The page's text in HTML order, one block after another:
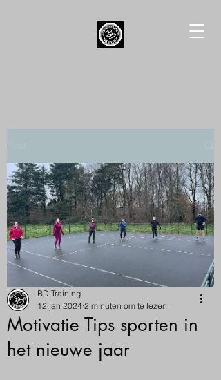
Motivatie Tips sporten in
het nieuwe jaar
BD Training
12 jan 2024 2 minuten om te lezen